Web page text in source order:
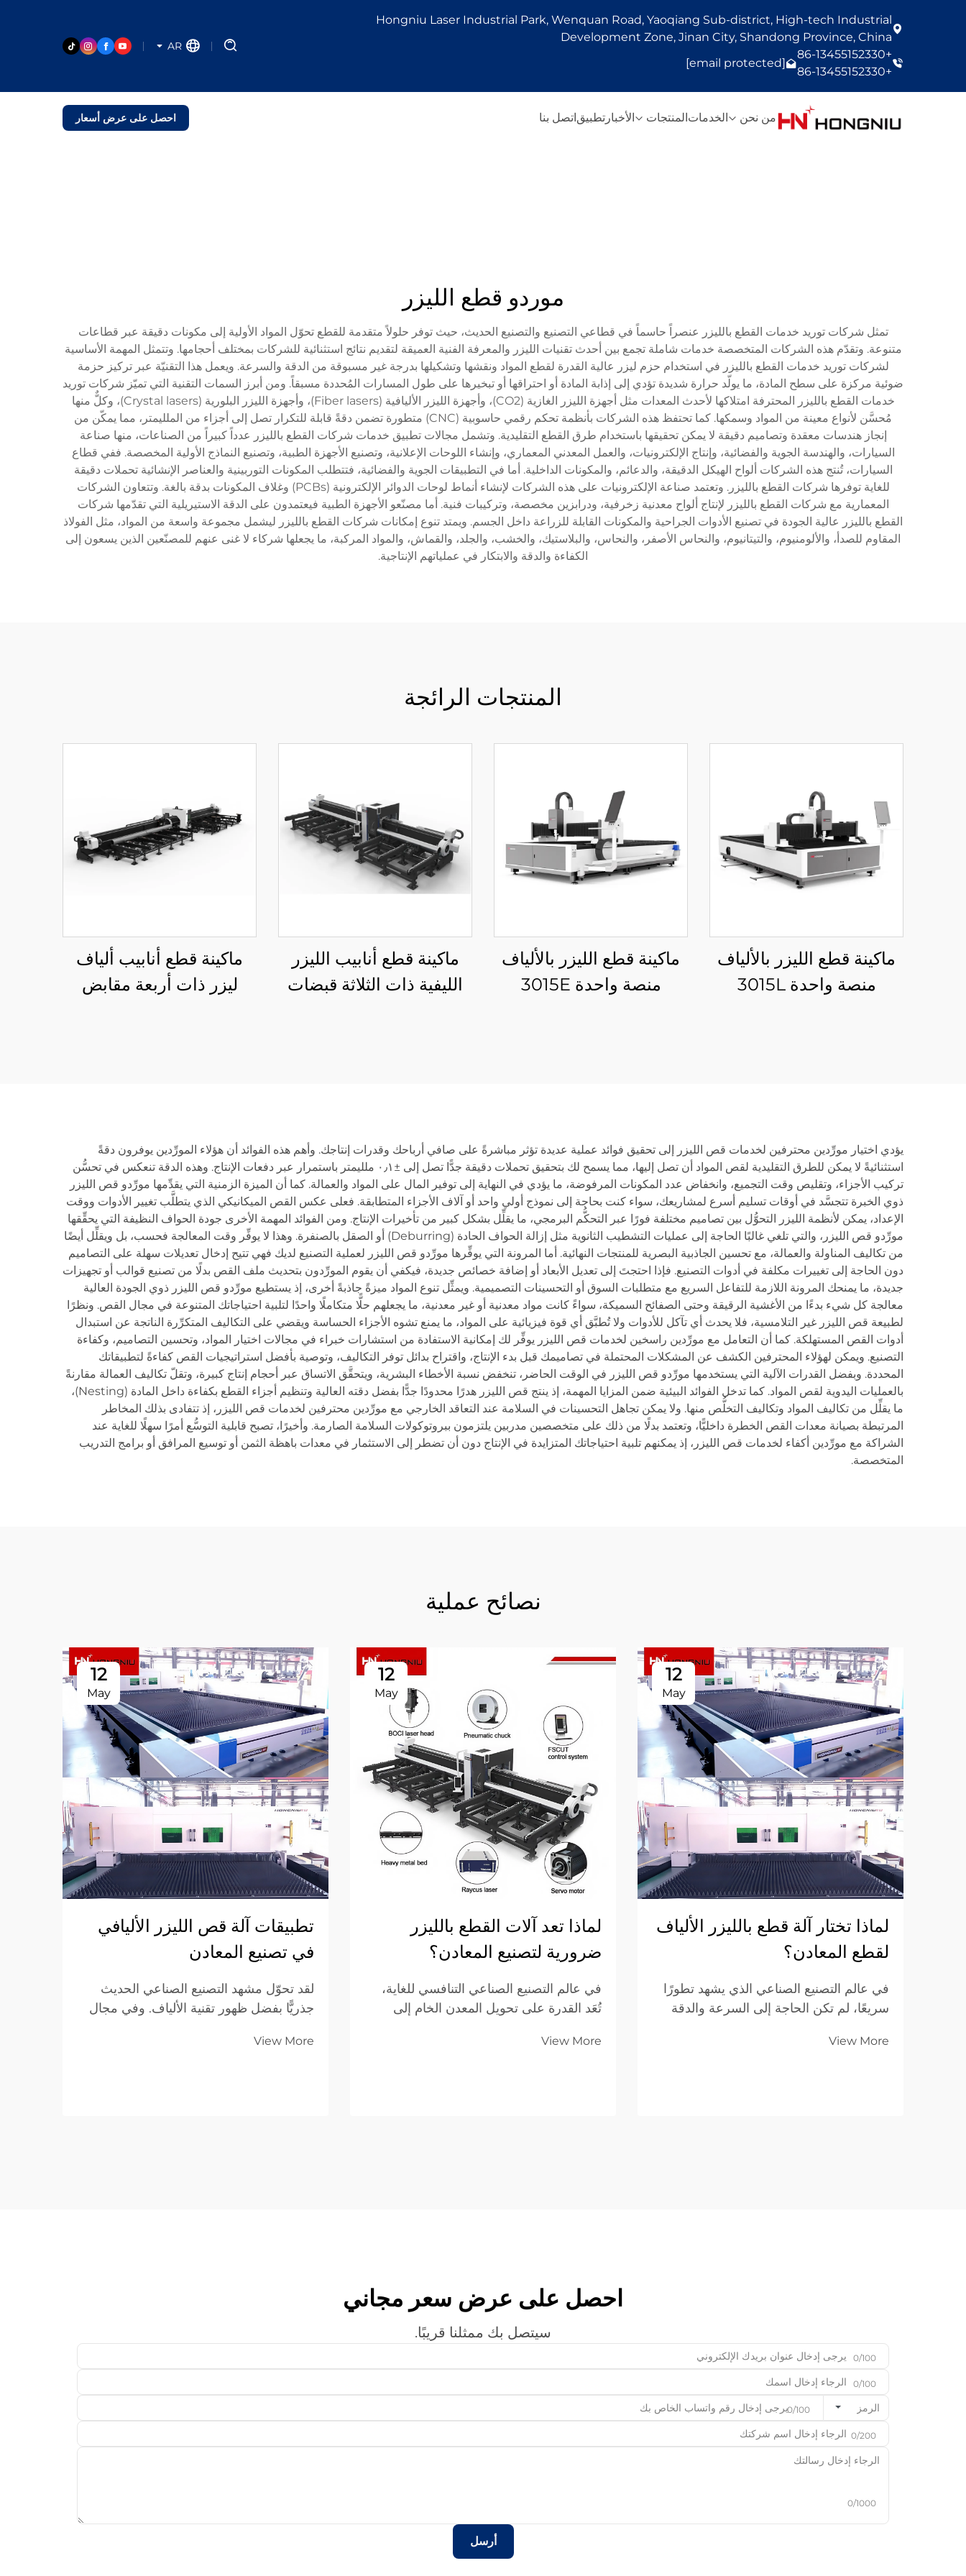
Hongniu Laser Industrial Park, Wenquan Road, Yaoqiang Sub-district, High-tech Industrial
Development Zone, Jinan City, Shandong Province, China
+86-13455152330
+86-13455152330
[email protected]
AR
من نحن الخدماتالمنتجات الأخبار تطبيقاتصل بنا احصل على عرض أسعار
موردو قطع الليزر
تمثل شركات توريد خدمات القطع بالليزر عنصراً حاسماً في قطاعي التصنيع والتصنيع الحديث، حيث توفر حلولاً متقدمة للقطع تحوّل المواد الأولية إلى مكونات دقيقة عبر قطاعات
متنوعة. وتقدّم هذه الشركات المتخصصة خدمات شاملة تجمع بين أحدث تقنيات الليزر والمعرفة الفنية العميقة لتقديم نتائج استثنائية للشركات بمختلف أحجامها. وتتمثل المهمة الأساسية
لشركات توريد خدمات القطع بالليزر في استخدام حزم ليزر عالية القدرة لقطع المواد ونقشها وتشكيلها بدرجة غير مسبوقة من الدقة والسرعة. ويعمل هذا التقنيّة عبر تركيز حزمة
ضوئية مركزة على سطح المادة، ما يولّد حرارة شديدة تؤدي إلى إذابة المادة أو احتراقها أو تبخيرها على طول المسارات المُحددة مسبقاً. ومن أبرز السمات التقنية التي تميّز شركات توريد
خدمات القطع بالليزر المحترفة امتلاكها لأحدث المعدات مثل أجهزة الليزر الغازية (CO2)، وأجهزة الليزر الأليافية (Fiber lasers)، وأجهزة الليزر البلورية (Crystal lasers)، وكلٌّ منها
مُحسَّن لأنواع معينة من المواد وسمكها. كما تحتفظ هذه الشركات بأنظمة تحكم رقمي حاسوبية (CNC) متطورة تضمن دقةً قابلة للتكرار تصل إلى أجزاء من الملليمتر، مما يمكّن من
إنجاز هندسات معقدة وتصاميم دقيقة لا يمكن تحقيقها باستخدام طرق القطع التقليدية. وتشمل مجالات تطبيق خدمات شركات القطع بالليزر عدداً كبيراً من الصناعات، منها صناعة
السيارات، والهندسة الجوية والفضائية، وإنتاج الإلكترونيات، والعمل المعدني المعماري، وإنشاء اللوحات الإعلانية، وتصنيع الأجهزة الطبية، وتصنيع النماذج الأولية المخصصة. ففي قطاع
السيارات، تُنتج هذه الشركات ألواح الهيكل الدقيقة، والدعائم، والمكونات الداخلية. أما في التطبيقات الجوية والفضائية، فتتطلب المكونات التوربينية والعناصر الإنشائية تحملات دقيقة
للغاية توفرها شركات القطع بالليزر. وتعتمد صناعة الإلكترونيات على هذه الشركات لإنشاء أنماط لوحات الدوائر الإلكترونية (PCBs) وغلاف المكونات بدقة بالغة. وتتعاون الشركات
المعمارية مع شركات القطع بالليزر لإنتاج ألواح معدنية زخرفية، ودرابزين مخصصة، وتركيبات فنية. أما مصنّعو الأجهزة الطبية فيعتمدون على الدقة الاستيريلية التي تقدّمها شركات
القطع بالليزر عالية الجودة في تصنيع الأدوات الجراحية والمكونات القابلة للزراعة داخل الجسم. ويمتد تنوع إمكانات شركات القطع بالليزر ليشمل مجموعة واسعة من المواد، مثل الفولاذ
المقاوم للصدأ، والألومنيوم، والتيتانيوم، والنحاس الأصفر، والنحاس، والبلاستيك، والخشب، والجلد، والقماش، والمواد المركبة، ما يجعلها شركاء لا غنى عنهم للمصنّعين الذين يسعون إلى
الكفاءة والدقة والابتكار في عملياتهم الإنتاجية.
المنتجات الرائجة
ماكينة قطع الليزر بالألياف
منصة واحدة 3015L
ماكينة قطع الليزر بالألياف
منصة واحدة 3015E
ماكينة قطع أنابيب الليزر
الليفية ذات الثلاثة قبضات
ماكينة قطع أنابيب ألياف
ليزر ذات أربعة مقابض
يؤدي اختيار مورِّدين محترفين لخدمات قص الليزر إلى تحقيق فوائد عملية عديدة تؤثر مباشرةً على صافي أرباحك وقدرات إنتاجك. وأهم هذه الفوائد أن هؤلاء المورِّدين يوفرون دقةً
استثنائيةً لا يمكن للطرق التقليدية لقص المواد أن تصل إليها، مما يسمح لك بتحقيق تحملات دقيقة جدًّا تصل إلى ±٠٫١ ملليمتر باستمرار عبر دفعات الإنتاج. وهذه الدقة تنعكس في تحسُّن
تركيب الأجزاء، وتقليص وقت التجميع، وانخفاض عدد المكونات المرفوضة، ما يؤدي في النهاية إلى توفير المال على المواد والعمالة. كما أن الميزة الزمنية التي يقدِّمها مورِّدو قص الليزر
ذوي الخبرة تتجسَّد في أوقات تسليم أسرع لمشاريعك، سواء كنت بحاجة إلى نموذج أولي واحد أو آلاف الأجزاء المتطابقة. فعلى عكس القص الميكانيكي الذي يتطلَّب تغيير الأدوات ووقت
الإعداد، يمكن لأنظمة الليزر التحوُّل بين تصاميم مختلفة فورًا عبر التحكُّم البرمجي، ما يقلِّل بشكل كبير من تأخيرات الإنتاج. ومن الفوائد المهمة الأخرى جودة الحواف النظيفة التي يحقِّقها
مورِّدو قص الليزر، والتي تلغي غالبًا الحاجة إلى عمليات التشطيب الثانوية مثل إزالة الحواف الحادة (Deburring) أو الصقل بالصنفرة. وهذا لا يوفِّر وقت المعالجة فحسب، بل ويقلِّل أيضًا
من تكاليف المناولة والعمالة، مع تحسين الجاذبية البصرية للمنتجات النهائية. أما المرونة التي يوفِّرها مورِّدو قص الليزر لعملية التصنيع لديك فهي تتيح إدخال تعديلات سهلة على التصاميم
دون الحاجة إلى تغييرات مكلفة في أدوات التصنيع. فإذا احتجتَ إلى تعديل الأبعاد أو إضافة خصائص جديدة، فيكفي أن يقوم المورِّدون بتحديث ملف القص بدلًا من تصنيع قوالب أو تجهيزات
جديدة، ما يمنحك المرونة اللازمة للتفاعل السريع مع متطلبات السوق أو التحسينات التصميمية. ويمثِّل تنوع المواد ميزةً جاذبةً أخرى، إذ يستطيع مورِّدو قص الليزر ذوي الجودة العالية
معالجة كل شيء بدءًا من الأغشية الرقيقة وحتى الصفائح السميكة، سواءً كانت مواد معدنية أو غير معدنية، ما يجعلهم حلًّا متكاملًا واحدًا لتلبية احتياجاتك المتنوعة في مجال القص. ونظرًا
لطبيعة قص الليزر غير التلامسية، فلا يحدث أي تآكل للأدوات ولا تُطبَّق أي قوة فيزيائية على المواد، ما يمنع تشوه الأجزاء الحساسة ويقضي على التكاليف المتكرِّرة الناتجة عن استبدال
أدوات القص المستهلكة. كما أن التعامل مع مورِّدين راسخين لخدمات قص الليزر يوفِّر لك إمكانية الاستفادة من استشارات خبراء في مجالات اختيار المواد، وتحسين التصاميم، وكفاءة
التصنيع. ويمكن لهؤلاء المحترفين الكشف عن المشكلات المحتملة في تصاميمك قبل بدء الإنتاج، واقتراح بدائل توفر التكاليف، وتوصية بأفضل استراتيجيات القص كفاءةً لتطبيقاتك
المحددة. وبفضل القدرات الآلية التي يستخدمها مورِّدو قص الليزر في الوقت الحاضر، تنخفض نسبة الأخطاء البشرية، ويتحقَّق الاتساق عبر أحجام إنتاج كبيرة، وتقلّ تكاليف العمالة مقارنةً
بالعمليات اليدوية لقص المواد. كما تدخل الفوائد البيئية ضمن المزايا المهمة، إذ ينتج قص الليزر هدرًا محدودًا جدًّا بفضل دقته العالية وتنظيم أجزاء القطع بكفاءة داخل المادة (Nesting)،
ما يقلِّل من تكاليف المواد وتكاليف التخلُّص منها. ولا يمكن تجاهل التحسينات في السلامة عند التعاقد الخارجي مع مورِّدين محترفين لخدمات قص الليزر، إذ تتفادى بذلك المخاطر
المرتبطة بصيانة معدات القص الخطرة داخليًّا، وتعتمد بدلًا من ذلك على متخصصين مدربين يلتزمون ببروتوكولات السلامة الصارمة. وأخيرًا، تصبح قابلية التوسُّع أمرًا سهلًا للغاية عند
الشراكة مع مورِّدين أكفاء لخدمات قص الليزر، إذ يمكنهم تلبية احتياجاتك المتزايدة في الإنتاج دون أن تضطر إلى الاستثمار في معدات باهظة الثمن أو توسيع المرافق أو برامج التدريب
المتخصصة.
نصائح عملية
12
May
لماذا تختار آلة قطع بالليزر الألياف
لقطع المعادن؟
في عالم التصنيع الصناعي الذي يشهد تطورًا
سريعًا، لم تكن الحاجة إلى السرعة والدقة
وللمؤسسات التي تعمل في مجال تصنيع
View More
12
May
لماذا تعد آلات القطع بالليزر
ضرورية لتصنيع المعادن؟
في عالم التصنيع الصناعي التنافسي للغاية،
تُعَد القدرة على تحويل المعدن الخام إلى
ومع اتجاه الصناعات العالمية نحو تصاميم أكثر
View More
12
May
تطبيقات آلة قص الليزر الأليافي
في تصنيع المعادن
لقد تحوّل مشهد التصنيع الصناعي الحديث
جذريًّا بفضل ظهور تقنية الألياف. وفي مجال
القمة في الكفاءة والدقة والتنوّع. وعلى
View More
احصل على عرض سعر مجاني
سيتصل بك ممثلنا قريبًا.
0/100
0/100
الرمز 0/100
0/200
0/1000
أرسل